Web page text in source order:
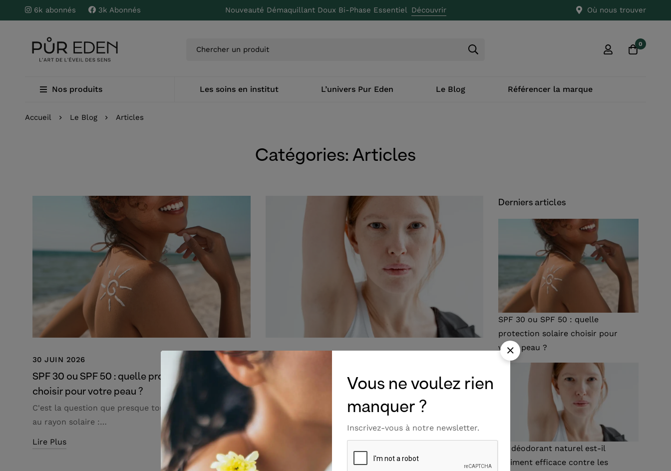
6k abonnés 3k Abonnés Nouveauté Démaquillant Doux Bi-Phase Essentiel Découvrir Où nous trouver
0
Nos produits Les soins en institut L’univers Pur Eden Le Blog Référencer la marque
Accueil Le Blog Articles
Catégories: Articles
30 JUIN 2026
SPF 30 ou SPF 50 : quelle protection solaire
choisir pour votre peau ?
C'est la question que presque tout le monde se pose
au rayon solaire :…
Lire Plus
8 JUIN 2026
Un déodorant naturel est-il vraiment efficace
contre les mauvaises odeurs ?
Vous avez entendu parler des déodorants naturels
mais vous hésitez encore ? C'est l'une…
Derniers articles
SPF 30 ou SPF 50 : quelle
protection solaire choisir pour
votre peau ?
Un déodorant naturel est-il
vraiment efficace contre les
Vous ne voulez rien
manquer ?
Inscrivez-vous à notre newsletter.